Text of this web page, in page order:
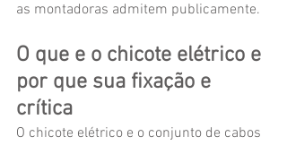
as montadoras admitem publicamente.
O que e o chicote elétrico e
por que sua fixação e
crítica
O chicote elétrico e o conjunto de cabos